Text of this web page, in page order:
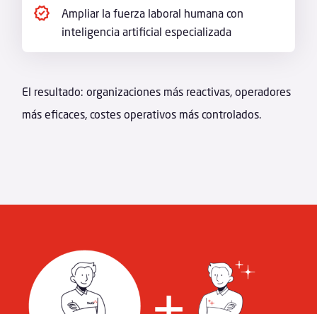
Ampliar la fuerza laboral humana con
inteligencia artificial especializada
El resultado: organizaciones más reactivas, operadores
más eficaces, costes operativos más controlados.